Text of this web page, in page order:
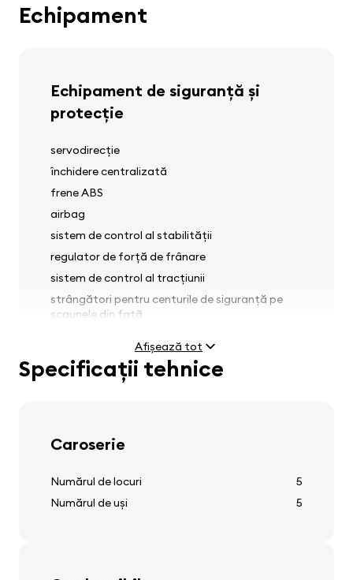
Echipament
Echipament de siguranță și
protecție
servodirecție
închidere centralizată
frene ABS
airbag
sistem de control al stabilității
regulator de forță de frânare
sistem de control al tracțiunii
strângători pentru centurile de siguranță pe
scaunele din față
reglaj faruri
Afișează tot
Specificații tehnice
Caroserie
Numărul de locuri
5
Numărul de uși
5